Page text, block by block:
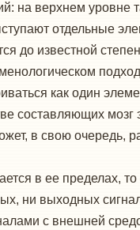
на верхнем уровне
отдельные
до известной
как один
составляющих
в свою очередь,
в ее пределах,
ни выходных
с внешней